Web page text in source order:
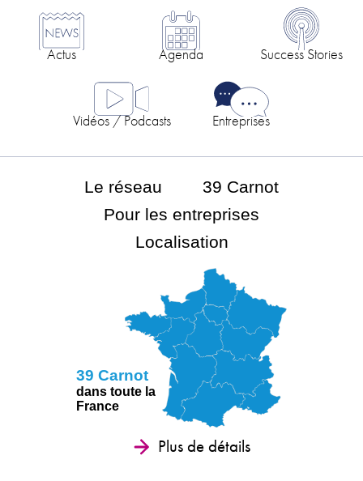
Actus Agenda Success Stories
Vidéos / Podcasts Entreprises
Le réseau
39 Carnot
Pour les entreprises
Localisation
39 Carnot
dans toute la
France
Plus de détails